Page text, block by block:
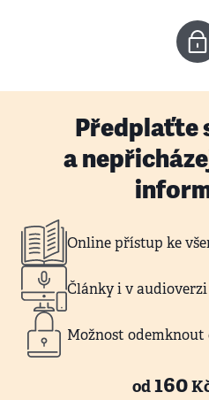
Předplaťte
a
Online přístup ke
Články i v
Možnost
od160